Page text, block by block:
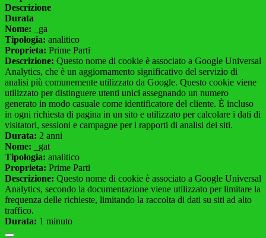
Descrizione
Durata
Nome: _ga
Tipologia: analitico
Proprieta: Prime Parti
Descrizione: Questo nome di cookie è associato a Google Universal
Analytics, che è un aggiornamento significativo del servizio di
analisi più comunemente utilizzato da Google. Questo cookie viene
utilizzato per distinguere utenti unici assegnando un numero
generato in modo casuale come identificatore del cliente. È incluso
in ogni richiesta di pagina in un sito e utilizzato per calcolare i dati di
visitatori, sessioni e campagne per i rapporti di analisi dei siti.
Durata: 2 anni
Nome: _gat
Tipologia: analitico
Proprieta: Prime Parti
Descrizione: Questo nome di cookie è associato a Google Universal
Analytics, secondo la documentazione viene utilizzato per limitare la
frequenza delle richieste, limitando la raccolta di dati su siti ad alto
traffico.
Durata: 1 minuto